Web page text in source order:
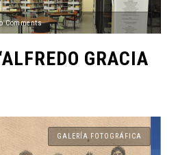
Comments
GRACIA
GALERÍA FOTOGRÁFICA